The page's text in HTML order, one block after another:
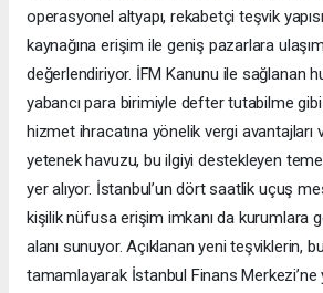
operasyonel altyapı, rekabetçi teşvik
kaynağına erişim ile geniş pazarlara
değerlendiriyor. İFM Kanunu ile sağlanan
yabancı para birimiyle defter tutabilme
hizmet ihracatına yönelik vergi avantajları
yetenek havuzu, bu ilgiyi destekleyen
yer alıyor. İstanbul’un dört saatlik uçuş
kişilik nüfusa erişim imkanı da kurumlara
alanı sunuyor. Açıklanan yeni teşviklerin,
tamamlayarak İstanbul Finans